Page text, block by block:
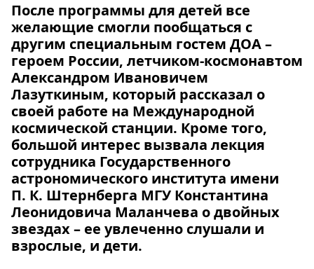
После программы для детей все
желающие смогли пообщаться с
другим специальным гостем ДОА –
героем России, летчиком-космонавтом
Александром Ивановичем
Лазуткиным, который рассказал о
своей работе на Международной
космической станции. Кроме того,
большой интерес вызвала лекция
сотрудника Государственного
астрономического института имени
П. К. Штернберга МГУ Константина
Леонидовича Маланчева о двойных
звездах – ее увлеченно слушали и
взрослые, и дети.